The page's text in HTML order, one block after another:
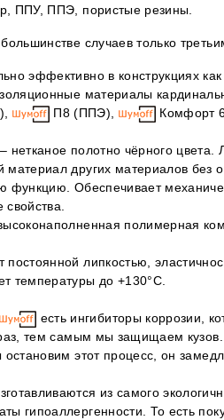
ППУ, ППЭ, пористые резины.
случаев только
эффективно в конструкциях
материалы
П8 (ППЭ), Комфорт
нетканое полотно чёрного
других материалов без
функцию. Обеспечивает
полимерная
постоянной липкостью,
температуры до +130°С.
есть ингибиторы коррозии,
тем самым мы защищаем
этот процесс, он
из самого
гипоаллергенности. То есть